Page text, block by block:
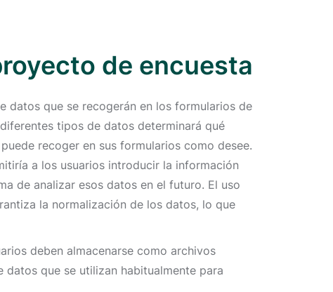
de encuesta
datos que se recogerán en los formularios de
tipos de datos determinará qué
recoger en sus formularios como desee.
a los usuarios introducir la información
de analizar esos datos en el futuro. El uso
la normalización de los datos, lo que
deben almacenarse como archivos
datos que se utilizan habitualmente para